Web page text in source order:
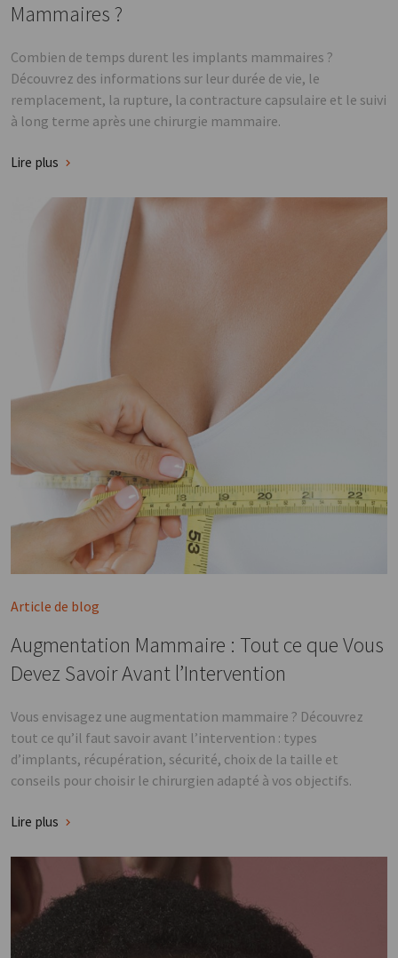
Mammaires ?
Combien de temps durent les implants mammaires ?
Découvrez des informations sur leur durée de vie, le
remplacement, la rupture, la contracture capsulaire et le suivi
à long terme après une chirurgie mammaire.
Lire plus
Article de blog
Augmentation Mammaire : Tout ce que Vous
Devez Savoir Avant l’Intervention
Vous envisagez une augmentation mammaire ? Découvrez
tout ce qu’il faut savoir avant l’intervention : types
d’implants, récupération, sécurité, choix de la taille et
conseils pour choisir le chirurgien adapté à vos objectifs.
Lire plus